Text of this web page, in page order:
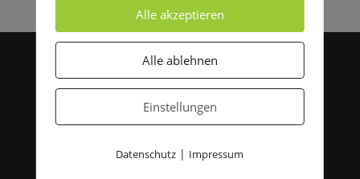
Archive
Keine Archive zum Anzeigen.
Kategorien
Keine Kategorien
Alle akzeptieren
Alle ablehnen
Einstellungen
Datenschutz | Impressum